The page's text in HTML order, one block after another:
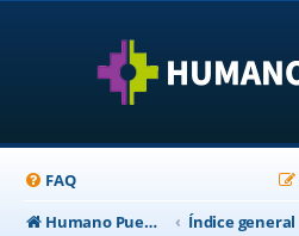
FAQ
Humano Puente Empresas
Índice general